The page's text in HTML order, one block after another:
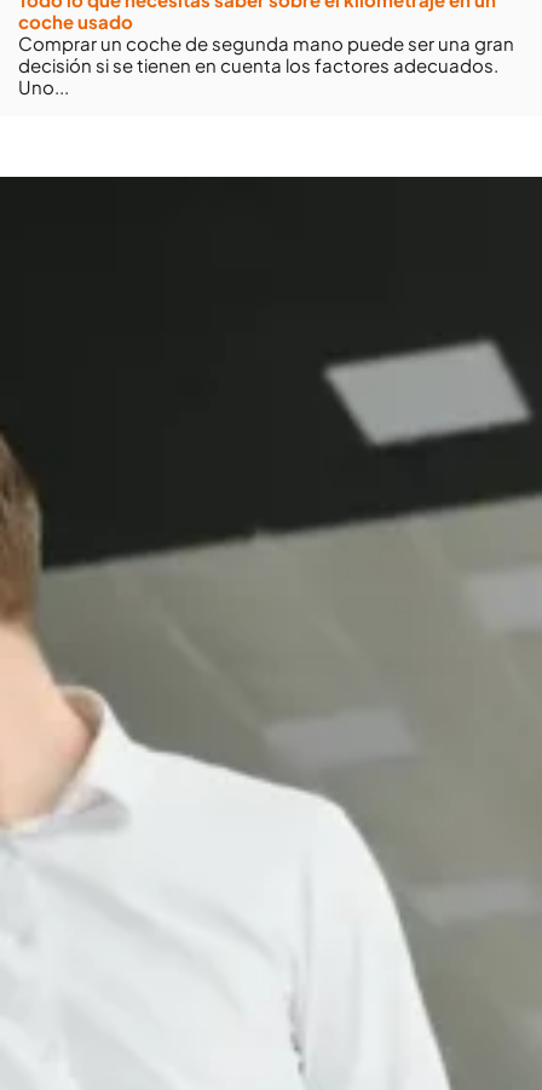
coche usado
Comprar un coche de segunda mano puede ser una gran
decisión si se tienen en cuenta los factores adecuados.
Uno...